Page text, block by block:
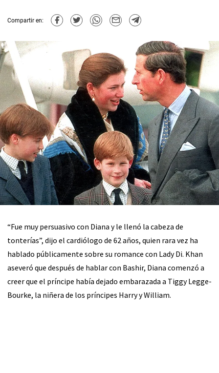
Compartir en:
“Fue muy persuasivo con Diana y le llenó la cabeza de
tonterías”, dijo el cardiólogo de 62 años, quien rara vez ha
hablado públicamente sobre su romance con Lady Di. Khan
aseveró que después de hablar con Bashir, Diana comenzó a
creer que el príncipe había dejado embarazada a Tiggy Legge-
Bourke, la niñera de los príncipes Harry y William.